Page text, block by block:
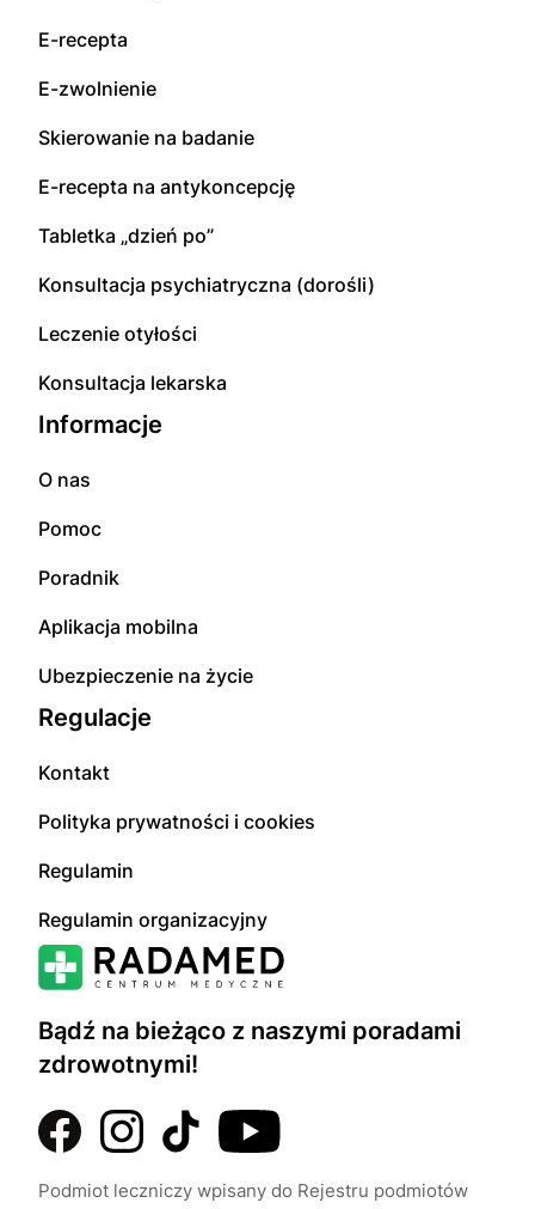
Bądź na bieżąco z naszymi poradami
zdrowotnymi!
Podmiot leczniczy wpisany do Rejestru podmiotów
E-recepta
E-zwolnienie
Skierowanie na badanie
E-recepta na antykoncepcję
Tabletka „dzień po”
Konsultacja psychiatryczna (dorośli)
Leczenie otyłości
Konsultacja lekarska
Informacje
O nas
Pomoc
Poradnik
Aplikacja mobilna
Ubezpieczenie na życie
Regulacje
Kontakt
Polityka prywatności i cookies
Regulamin
Regulamin organizacyjny